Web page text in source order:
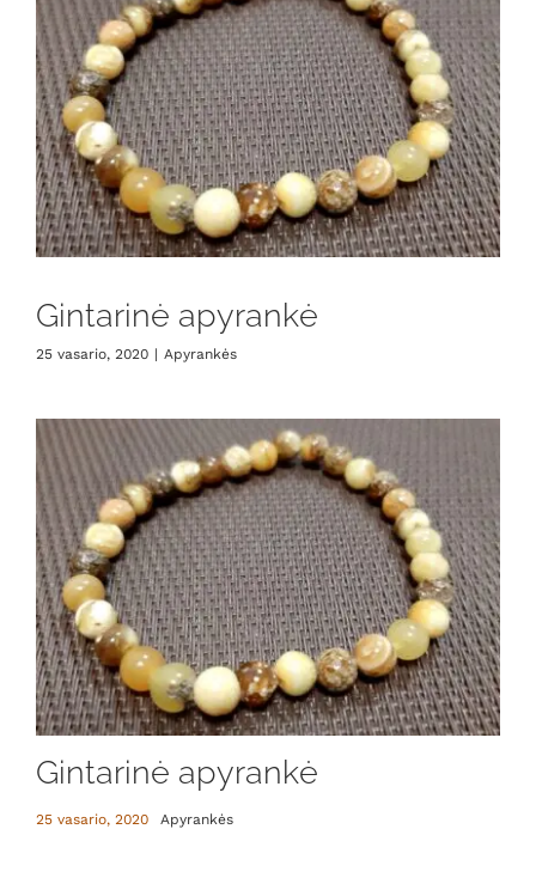
Gintarinė apyrankė
25 vasario, 2020 | Apyrankės
Gintarinė apyrankė
25 vasario, 2020 Apyrankės